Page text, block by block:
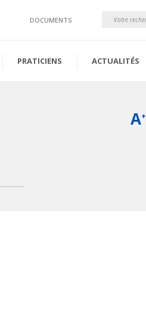
DOCUMENTS
PRATICIENS ACTUALITÉS
A+